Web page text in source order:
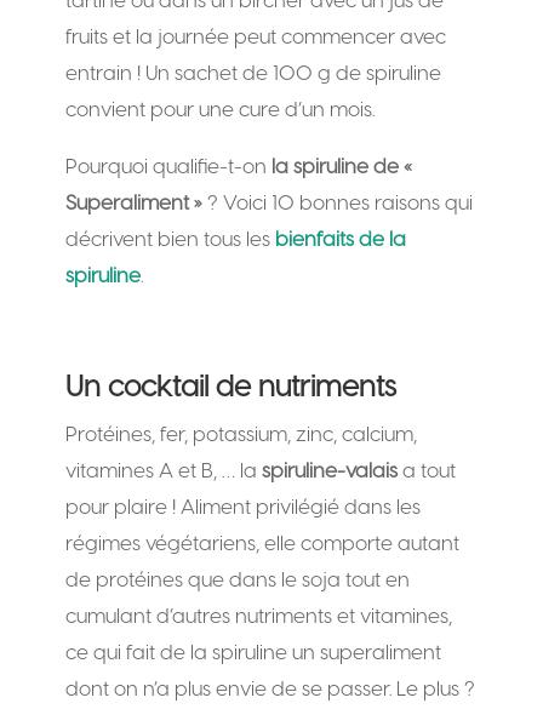
fruits et la journée peut commencer avec
entrain ! Un sachet de 100 g de spiruline
convient pour une cure d’un mois.
Pourquoi qualifie-t-on la spiruline de «
Superaliment » ? Voici 10 bonnes raisons qui
décrivent bien tous les bienfaits de la
spiruline.
Un cocktail de nutriments
Protéines, fer, potassium, zinc, calcium,
vitamines A et B, … la spiruline-valaisa tout
pour plaire ! Aliment privilégié dans les
régimes végétariens, elle comporte autant
de protéines que dans le soja tout en
cumulant d’autres nutriments et vitamines,
ce qui fait de la spiruline un superaliment
dont on n’a plus envie de se passer. Le plus ?